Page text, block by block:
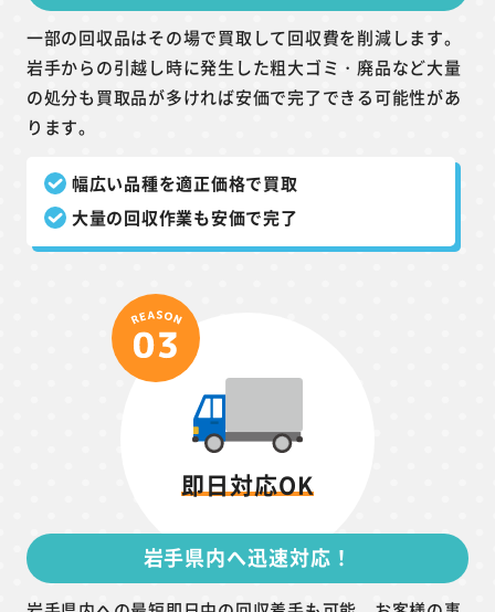
一部の回収品はその場で買取して回収費を削減します。
岩手からの引越し時に発生した粗大ゴミ・廃品など大量
の処分も買取品が多ければ安価で完了できる可能性があ
ります。
幅広い品種を適正価格で買取
大量の回収作業も安価で完了
即日対応OK
岩手県内へ迅速対応！